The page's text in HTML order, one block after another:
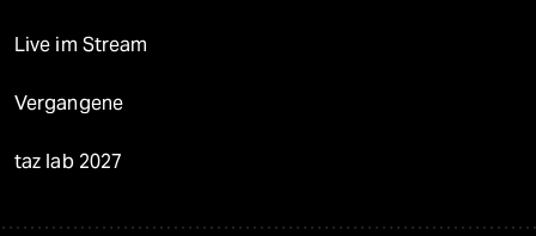
Live im Stream
Vergangene
taz lab 2027